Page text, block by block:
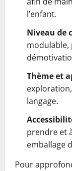
l’enfant.
Niveau de
Thème et
langage.
prendre et
emballage
Pour